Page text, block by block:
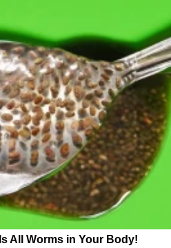
All Worms in Your Body!